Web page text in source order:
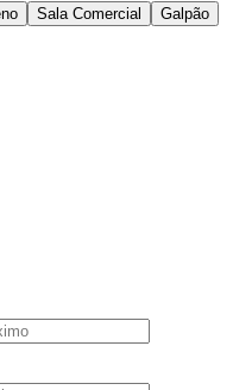
Sala Comercial Galpão